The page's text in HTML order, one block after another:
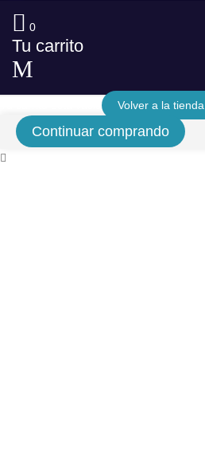
0
Tu carrito
Volver a la tienda
Continuar comprando